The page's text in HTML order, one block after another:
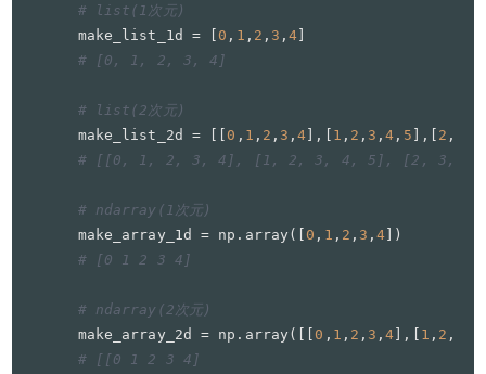
# list(1次元)
make_list_1d = [ 0 , 1 , 2 , 3 ,4
# [0, 1, 2, 3, 4]
# list(2次元)
make_list_2d = [[ 0 , 1 , 2 , 3 ,4 ],[ 1 , 2 , 3 ,4 , 5 ],[ 2 ,
# [[0, 1, 2, 3, 4], [1, 2, 3, 4, 5], [2, 3,
# ndarray(1次元)
make_array_1d = np.array([ 0 , 1 , 2 , 3 ,4
# [0 1 2 3 4]
# ndarray(2次元)
make_array_2d = np.array([[ 0 , 1 , 2 , 3 ,4 ],[ 1 , 2 ,
# [[0 1 2 3 4]